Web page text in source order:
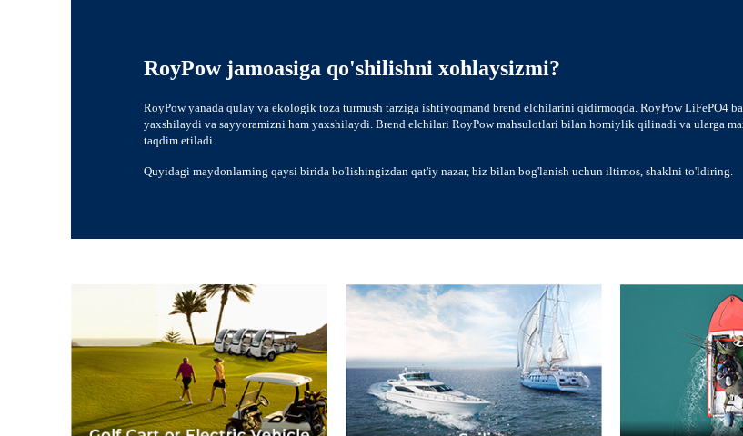
RoyPow jamoasiga qo'shilishni xohlaysizmi?
RoyPow yanada qulay va ekologik toza turmush tarziga ishtiyoqmand brend elchilarini qidirmoqda. RoyPow LiFePO4
yaxshilaydi va sayyoramizni ham yaxshilaydi. Brend elchilari RoyPow mahsulotlari bilan homiylik qilinadi va ularga
taqdim etiladi.
Quyidagi maydonlarning qaysi birida bo'lishingizdan qat'iy nazar, biz bilan bog'lanish uchun iltimos, shaklni to'ldiring.